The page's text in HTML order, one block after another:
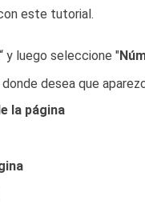
este tutorial.
“ y luego seleccione "
desea que
la página